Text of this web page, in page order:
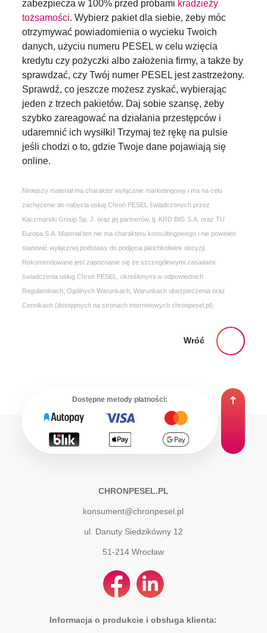
zabezpiecza w 100% przed próbami kradzieży
tożsamości. Wybierz pakiet dla siebie, żeby móc
otrzymywać powiadomienia o wycieku Twoich
danych, użyciu numeru PESEL w celu wzięcia
kredytu czy pożyczki albo założenia firmy, a także by
sprawdzać, czy Twój numer PESEL jest zastrzeżony.
Sprawdź, co jeszcze możesz zyskać, wybierając
jeden z trzech pakietów. Daj sobie szansę, żeby
szybko zareagować na działania przestępców i
udaremnić ich wysiłki! Trzymaj też rękę na pulsie
jeśli chodzi o to, gdzie Twoje dane pojawiają się
online.
Niniejszy materiał ma charakter wyłącznie marketingowy i ma na celu
zachęcenie do nabycia usług Chroń PESEL świadczonych przez
Kaczmarski Group Sp. J. oraz jej partnerów, tj. KRD BIG S.A. oraz TU
Europa S.A. Materiał ten nie ma charakteru konsultingowego i nie powinien
stanowić wyłącznej podstawy do podjęcia jakichkolwiek decyzji.
Rekomendowane jest zapoznanie się ze szczegółowymi zasadami
świadczenia usług Chroń PESEL, określonymi w odpowiednich
Regulaminach, Ogólnych Warunkach, Warunkach ubezpieczenia oraz
Cennikach (dostępnych na stronach internetowych chronpesel.pl).
Wróć
Dostępne metody płatności:
CHRONPESEL.PL
konsument@chronpesel.pl
ul. Danuty Siedzikówny 12
51-214 Wrocław
Informacja o produkcie i obsługa klienta: